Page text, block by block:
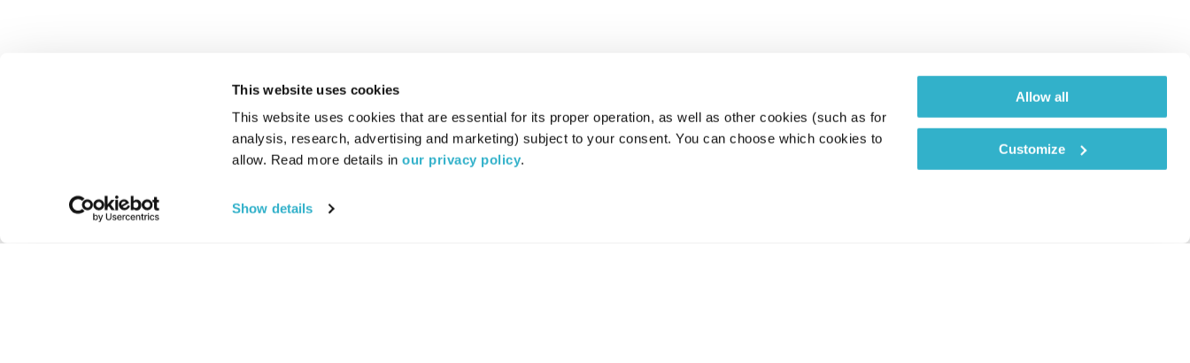
This website uses cookies
This website uses cookies that are essential for its proper operation, as well as other cookies (such as for
analysis, research, advertising and marketing) subject to your consent. You can choose which cookies to
allow. Read more details in our privacy policy.
Show details
Allow all
Customize